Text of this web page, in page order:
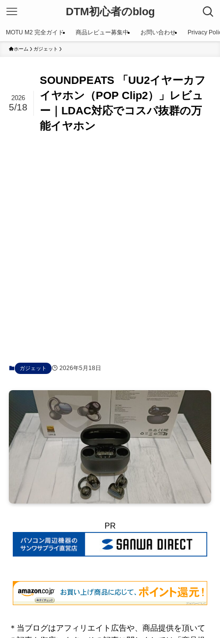
DTM初心者のblog
MOTU M2 完全ガイド 商品レビュー募集中 お問い合わせ Privacy
ホーム ガジェット
SOUNDPEATS 「UU2イヤーカフ
イヤホン（POP Clip2）」レビュ
ー｜LDAC対応でコスパ抜群の万
能イヤホン
2026
5/18
ガジェット 2026年5月18日
PR
＊当ブログはアフィリエイト広告や、商品提供を頂いて